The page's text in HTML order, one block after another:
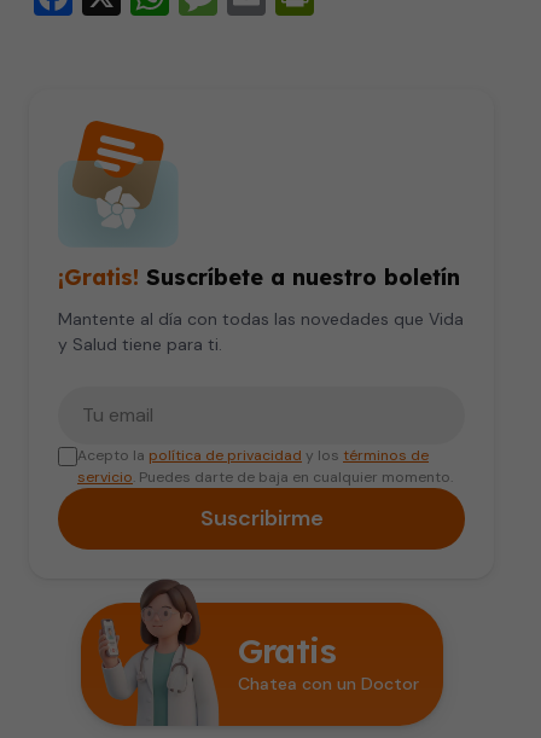
¡Gratis! Suscríbete a nuestro boletín
Mantente al día con todas las novedades que Vida
y Salud tiene para ti.
Acepto la política de privacidad y los términos de
servicio. Puedes darte de baja en cualquier momento.
Suscribirme
Gratis
Chatea con un Doctor